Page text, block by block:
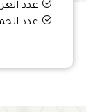
عدد
عدد